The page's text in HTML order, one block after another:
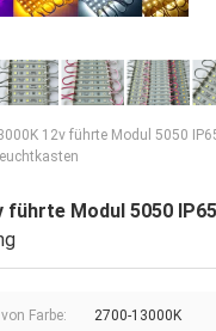
12v führte Modul 5050
führte Modul 5050
Farbe: 2700-13000K